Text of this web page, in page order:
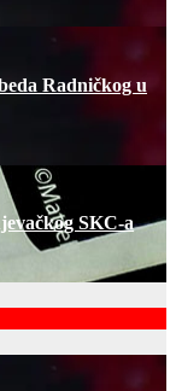
Radničkog u
SKC-a